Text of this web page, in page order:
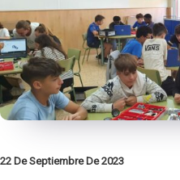
22 De Septiembre De 2023